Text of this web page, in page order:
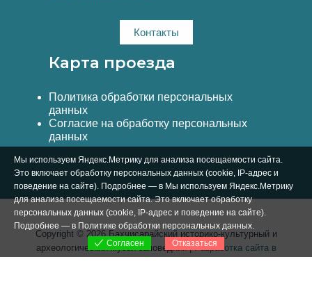
Контакты
Карта проезда
Политика обработки персональных
данных
Согласие на обработку персональных
данных
Copyright © 2026 Бахчисарайский историко-культурный и
археологический музей-заповедник |Разработка сайта в
Мы используем Яндекс.Метрику для анализа посещаемости сайта.
Это включает обработку персональных данных (cookie, IP-адрес и
поведение на сайте). Подробнее — в Мы используем Яндекс.Метрику
для анализа посещаемости сайта. Это включает обработку
персональных данных (cookie, IP-адрес и поведение на сайте).
Подробнее — в Политике обработки персональных данных.
Согласен
Отказаться